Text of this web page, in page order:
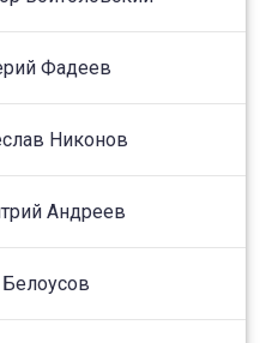
Фадеев
Никонов
Андреев